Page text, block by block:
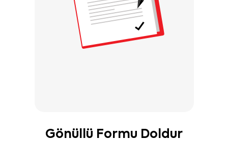
Gönüllü Formu Doldur